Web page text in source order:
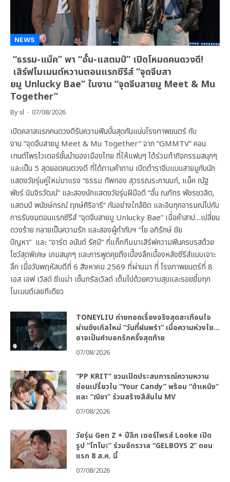
NEWS
“ธรรม-แม็ค” พา “อั๋น-แสตมป์” เปิดโหมดคนดวงดี!
เสิร์ฟโมเมนต์หวานตอนแรกซีรีส์ “จุดจีบสา
ยมู Unlucky Bae” ในงาน “จุดจีบสายมู Meet & Mu
Together”
Bysl 07/08/2026
เปิดคลาสแรกคนดวงดีรับความฟินขั้นสุดกันแน่นโรงภาพยนตร์ กับ
งาน “จุดจีบสายมู Meet & Mu Together” จาก “GMMTV” คอน
เทนต์โพรไวเดอร์ชั้นนำของเมืองไทย ที่ให้แฟนๆ ได้ร่วมทำกิจกรรมสนุกๆ
และเป็น 5 สุดยอดคนดวงดี ที่ได้ถามคำถาม เปิดตำราจีบแบบสายมูกับนัก
แสดงวัยรุ่นคู่ใหม่มาแรง “ธรรม ทัพทอง สุวรรณระกานนท์, แม็ค ณัฐ
พัชร์ นิมจิรวัฒน์” และสองนักแสดงวัยรุ่นฝีมือดี “อั๋น ณภัทร พัชรชวลิต,
แสตมป์ พนัชษ์กรณ์ ฤกษ์ศิริอารี” กันอย่างใกล้ชิด และอินทุกอารมณ์ไปกับ
การรับชมตอนแรกซีรีส์ “จุดจีบสายมู Unlucky Bae” เมื่อคำสาป…เปลี่ยน
ดวงร้าย กลายเป็นความรัก และสองผู้กำกับฯ “โย อภิรักษ์ ชัย
ปัญหา” และ “อาร์ต อนันต์ รัศมี” ที่แท็กทีมมาเสิร์ฟความฟินครบรสด้วย
โชว์สุดพิเศษ เกมสนุกๆ และการพูดคุยถึงเบื้องลึกเบื้องหลังซีรีส์แบบเจาะ
ลึก เมื่อวันพฤหัสบดีที่ 6 สิงหาคม 2569 ที่ผ่านมา ที่ โรงภาพยนตร์ที่ 8
เอส เอฟ เวิลด์ ซีเนม่า เซ็นทรัลเวิลด์ เต็มไปด้วยความสุขและรอยยิ้มทุก
โมเมนต์เลยทีเดียว
TONEYLIU ถ่ายทอดเรื่องจริงสุดสะเทือนใจ
ผ่านซิงเกิลใหม่ “วันที่ฝนพรำ” เมื่อความห่วงใย…
อาจเป็นคำบอกรักครั้งสุดท้าย
07/08/2026
“PP KRIT” ชวนเปิดประสบการณ์ความหวาน
ซ่อนเปรี้ยวใน “Your Candy” พร้อม “ต้าเหนิง”
และ “ณิชา” ร่วมสร้างสีสันใน MV
07/08/2026
วัยรุ่น Gen Z + ปีลึก เซอร์ไพรส์ Looke เปิด
รูป “โทโมะ” ร่วมจักรวาล “GELBOYS 2” ตอน
แรก 8 ส.ค. นี้
07/08/2026